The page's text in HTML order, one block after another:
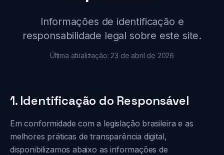
Informações de identificação e
responsabilidade legal sobre este site.
Última atualização: 23 de abril de 2026
1. Identificação do Responsável
Em conformidade com a legislação brasileira e as
melhores práticas de transparência digital,
disponibilizamos abaixo as informações de